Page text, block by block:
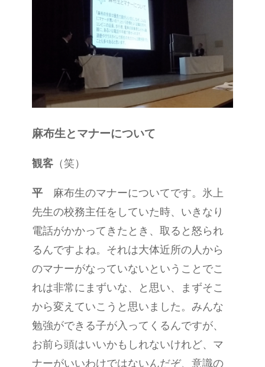
麻布生とマナーについて
観客（笑）
平麻布生のマナーについてです。氷上
先生の校務主任をしていた時、いきなり
電話がかかってきたとき、取ると怒られ
るんですよね。それは大体近所の人から
のマナーがなっていないということでこ
れは非常にまずいな、と思い、まずそこ
から変えていこうと思いました。みんな
勉強ができる子が入ってくるんですが、
お前ら頭はいいかもしれないけれど、マ
ナーがいいわけではないんだぞ、意識の